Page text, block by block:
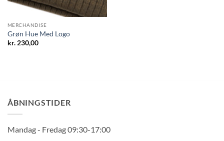
MERCHANDISE
Grøn Hue Med Logo
kr.230,00
ÅBNINGSTIDER
Mandag - Fredag 09:30-17:00